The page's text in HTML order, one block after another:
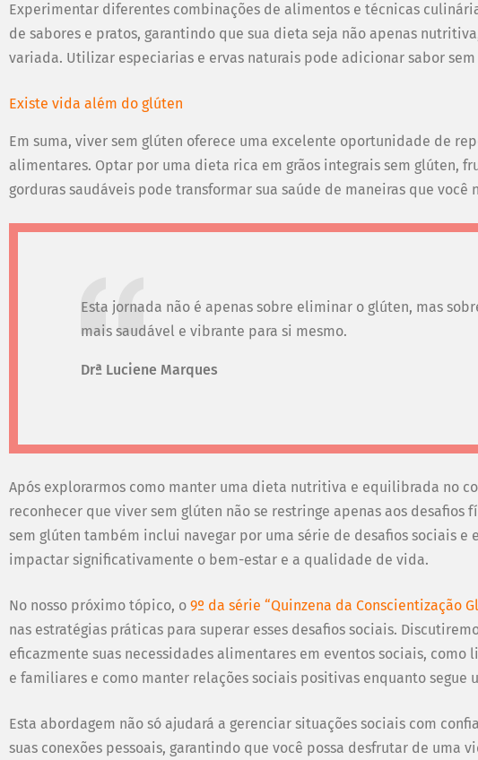
Experimentar diferentes combinações de alimentos e técnicas
de sabores e pratos, garantindo que sua dieta seja não apenas
variada. Utilizar especiarias e ervas naturais pode adicionar sabor
Existe vida além do glúten
Em suma, viver sem glúten oferece uma excelente oportunidade de
alimentares. Optar por uma dieta rica em grãos integrais sem glúten,
gorduras saudáveis pode transformar sua saúde de maneiras que você
Esta jornada não é apenas sobre eliminar o glúten, mas
mais saudável e vibrante para si mesmo.
Drª Luciene Marques
Após explorarmos como manter uma dieta nutritiva e equilibrada no
reconhecer que viver sem glúten não se restringe apenas aos desafios
sem glúten também inclui navegar por uma série de desafios sociais e
impactar significativamente o bem-estar e a qualidade de vida.
No nosso próximo tópico, o 9º da série “Quinzena da Conscientização
nas estratégias práticas para superar esses desafios sociais.
eficazmente suas necessidades alimentares em eventos sociais, como
e familiares e como manter relações sociais positivas enquanto segue
Esta abordagem não só ajudará a gerenciar situações sociais com
suas conexões pessoais, garantindo que você possa desfrutar de uma